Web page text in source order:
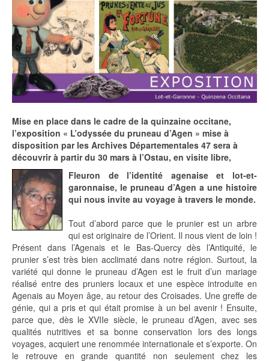
Mise en place dans le cadre de la quinzaine occitane,
l’exposition « L’odyssée du pruneau d’Agen » mise à
disposition par les Archives Départementales 47 sera à
découvrir à partir du 30 mars à l’Ostau, en visite libre,
Fleuron de l’identité agenaise et lot-et-
garonnaise, le pruneau d’Agen a une histoire
qui nous invite au voyage à travers le monde.
Tout d’abord parce que le prunier est un arbre
qui est originaire de l’Orient. Il nous vient de loin !
Présent dans l’Agenais et le Bas-Quercy dès l’Antiquité, le
prunier s’est très bien acclimaté dans notre région. Surtout, la
variété qui donne le pruneau d’Agen est le fruit d’un mariage
réalisé entre des pruniers locaux et une espèce introduite en
Agenais au Moyen âge, au retour des Croisades. Une greffe de
génie, qui a pris et qui était promise à un bel avenir ! Ensuite,
parce que, dès le XVIIe siècle, le pruneau d’Agen, avec ses
qualités nutritives et sa bonne conservation lors des longs
voyages, acquiert une renommée internationale et s’exporte. On
le retrouve en grande quantité non seulement chez les